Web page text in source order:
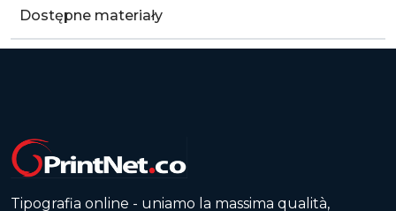
Dostępne materiały
Tipografia online - uniamo la massima qualità,